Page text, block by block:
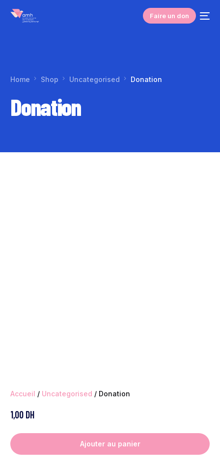
Faire un don
Home Shop Uncategorised Donation
Donation
Accueil / Uncategorised / Donation
1,00 DH
Ajouter au panier